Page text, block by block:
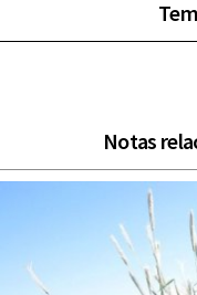
Notas